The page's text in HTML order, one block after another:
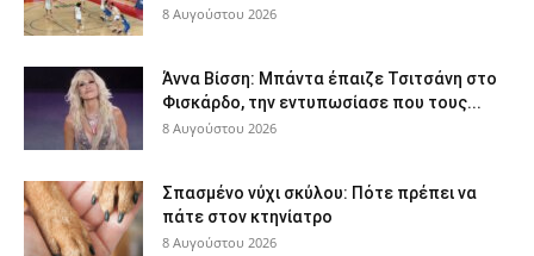
8 Αυγούστου 2026
Άννα Βίσση: Μπάντα έπαιζε Τσιτσάνη στο
Φισκάρδο, την εντυπωσίασε που τους...
8 Αυγούστου 2026
Σπασμένο νύχι σκύλου: Πότε πρέπει να
πάτε στον κτηνίατρο
8 Αυγούστου 2026